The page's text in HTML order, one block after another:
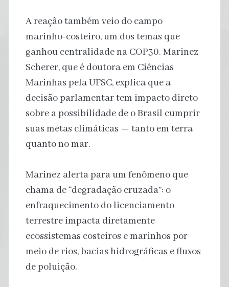
A reação também veio do campo
marinho-costeiro, um dos temas que
ganhou centralidade na COP30. Marinez
Scherer, que é doutora em Ciências
Marinhas pela UFSC, explica que a
decisão parlamentar tem impacto direto
sobre a possibilidade de o Brasil cumprir
suas metas climáticas — tanto em terra
quanto no mar.
Marinez alerta para um fenômeno que
chama de “degradação cruzada”: o
enfraquecimento do licenciamento
terrestre impacta diretamente
ecossistemas costeiros e marinhos por
meio de rios, bacias hidrográficas e fluxos
de poluição.